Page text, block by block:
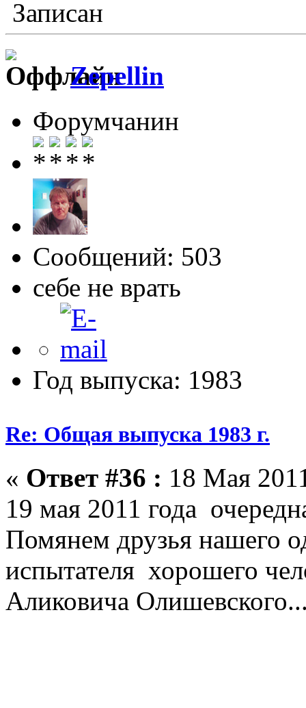
Записан
Zepellin
Форумчанин
Сообщений: 503
себе не врать
Год выпуска: 1983
Re: Общая выпуска 1983 г.
« Ответ #36 : 18 Мая
19 мая 2011 года
Помянем друзья нашего
испытателя хорошего
Аликовича